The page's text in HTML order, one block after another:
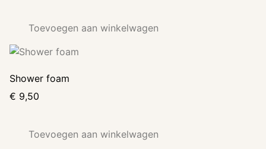
Toevoegen aan winkelwagen
Shower foam
€ 9,50
Toevoegen aan winkelwagen